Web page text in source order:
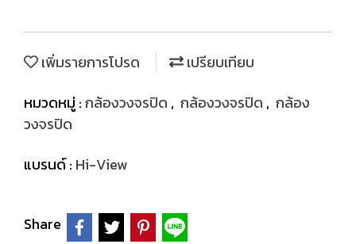
เพิ่มรายการโปรด
เปรียบเทียบ
หมวดหมู่ :กล้องวงจรปิด , กล้องวงจรปิด , กล้อง
วงจรปิด
แบรนด์ : Hi-View
Share